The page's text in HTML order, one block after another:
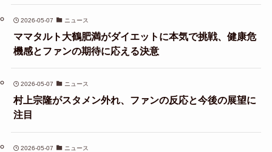
2026-05-07 ニュース
ママタルト大鶴肥満がダイエットに本気で挑戦、健康危
機感とファンの期待に応える決意
2026-05-07 ニュース
村上宗隆がスタメン外れ、ファンの反応と今後の展望に
注目
2026-05-07 ニュース